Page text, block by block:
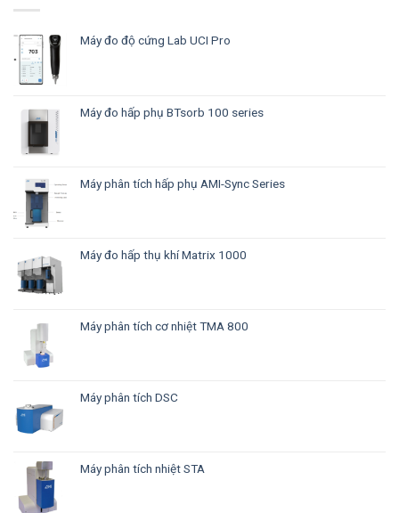
Máy đo độ cứng Lab UCI Pro
Máy đo hấp phụ BTsorb 100 series
Máy phân tích hấp phụ AMI-Sync Series
Máy đo hấp thụ khí Matrix 1000
Máy phân tích cơ nhiệt TMA 800
Máy phân tích DSC
Máy phân tích nhiệt STA